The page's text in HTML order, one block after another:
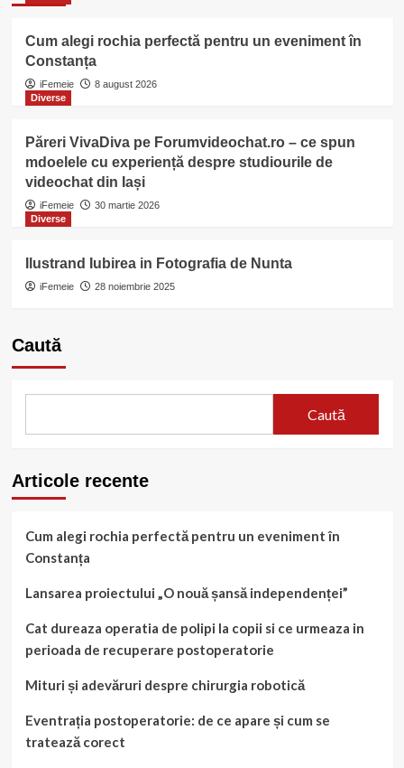
Cum alegi rochia perfectă pentru un eveniment în
Constanța
iFemeie
8 august 2026
Diverse
Păreri VivaDiva pe Forumvideochat.ro – ce spun
mdoelele cu experiență despre studiourile de
videochat din Iași
iFemeie
30 martie 2026
Diverse
Ilustrand Iubirea in Fotografia de Nunta
iFemeie 28 noiembrie 2025
Caută
Caută
Articole recente
Cum alegi rochia perfectă pentru un eveniment în
Constanța
Lansarea proiectului „O nouă șansă independenței”
Cat dureaza operatia de polipi la copii si ce urmeaza in
perioada de recuperare postoperatorie
Mituri și adevăruri despre chirurgia robotică
Eventrația postoperatorie: de ce apare și cum se
tratează corect